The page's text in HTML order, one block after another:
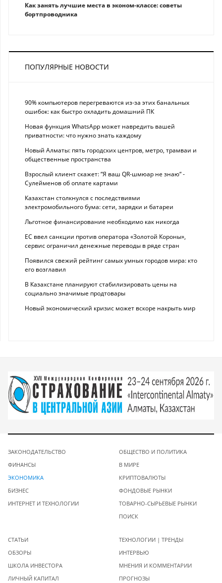
Как занять лучшие места в эконом-классе: советы
бортпроводника
ПОПУЛЯРНЫЕ НОВОСТИ
90% компьютеров перегреваются из-за этих банальных
ошибок: как быстро охладить домашний ПК
Новая функция WhatsApp может навредить вашей
приватности: что нужно знать каждому
Новый Алматы: пять городских центров, метро, трамваи и
общественные пространства
Взрослый клиент скажет: “Я ваш QR-шмюар не знаю“ -
Сулейменов об оплате картами
Казахстан столкнулся с последствиями
электромобильного бума: сети, зарядки и батареи
Льготное финансирование необходимо как никогда
ЕС ввел санкции против оператора «Золотой Короны»,
сервис ограничил денежные переводы в ряде стран
Появился свежий рейтинг самых умных городов мира: кто
его возглавил
В Казахстане планируют стабилизировать цены на
социально значимые продтовары
Новый экономический кризис может вскоре накрыть мир
ЗАКОНОДАТЕЛЬСТВО
ФИНАНСЫ
ЭКОНОМИКА
БИЗНЕС
ИНТЕРНЕТ И ТЕХНОЛОГИИ
ОБЩЕСТВО И ПОЛИТИКА
В МИРЕ
КРИПТОВАЛЮТЫ
ФОНДОВЫЕ РЫНКИ
ТОВАРНО-СЫРЬЕВЫЕ РЫНКИ
ПОИСК
СТАТЬИ
ОБЗОРЫ
ШКОЛА ИНВЕСТОРА
ЛИЧНЫЙ КАПИТАЛ
ТЕХНОЛОГИИ | ТРЕНДЫ
ИНТЕРВЬЮ
МНЕНИЯ И КОММЕНТАРИИ
ПРОГНОЗЫ